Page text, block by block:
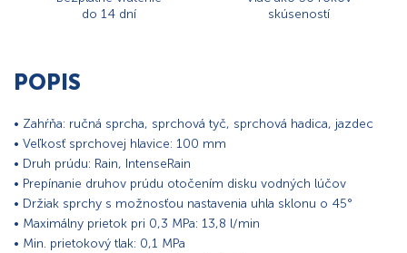
do 14 dní
skúseností
POPIS
• Zahŕňa: ručná sprcha, sprchová tyč, sprchová hadica, jazdec
• Veľkosť sprchovej hlavice: 100 mm
• Druh prúdu: Rain, IntenseRain
• Prepínanie druhov prúdu otočením disku vodných lúčov
• Držiak sprchy s možnosťou nastavenia uhla sklonu o 45°
• Maximálny prietok pri 0,3 MPa: 13,8 l/min
• Min. prietokový tlak: 0,1 MPa